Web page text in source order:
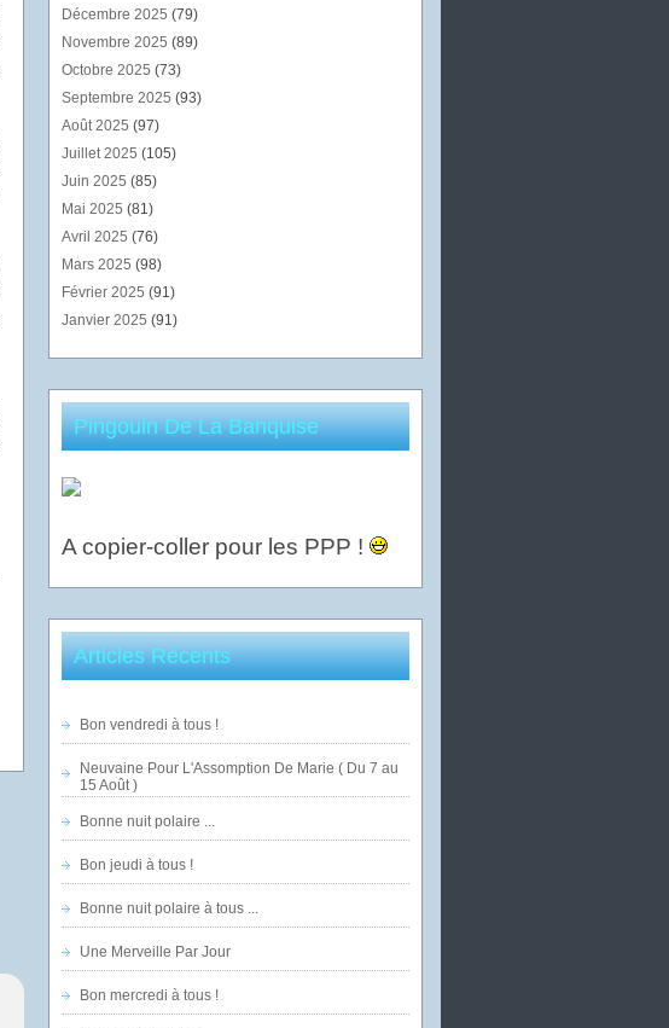
Décembre 2025 (79)
Novembre 2025 (89)
Octobre 2025 (73)
Septembre 2025 (93)
Août 2025 (97)
Juillet 2025 (105)
Juin 2025 (85)
Mai 2025 (81)
Avril 2025 (76)
Mars 2025 (98)
Février 2025 (91)
Janvier 2025 (91)
Pingouin De La Banquise
A copier-coller pour les PPP !
Articles Récents
Bon vendredi à tous !
Neuvaine Pour L'Assomption De Marie ( Du 7 au
15 Août )
Bonne nuit polaire ...
Bon jeudi à tous !
Bonne nuit polaire à tous ...
Une Merveille Par Jour
Bon mercredi à tous !